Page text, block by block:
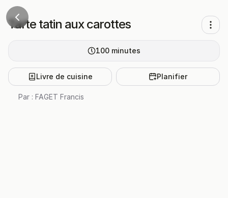
Tarte tatin aux carottes
100 minutes
Livre de cuisine Planifier
Par : FAGET Francis